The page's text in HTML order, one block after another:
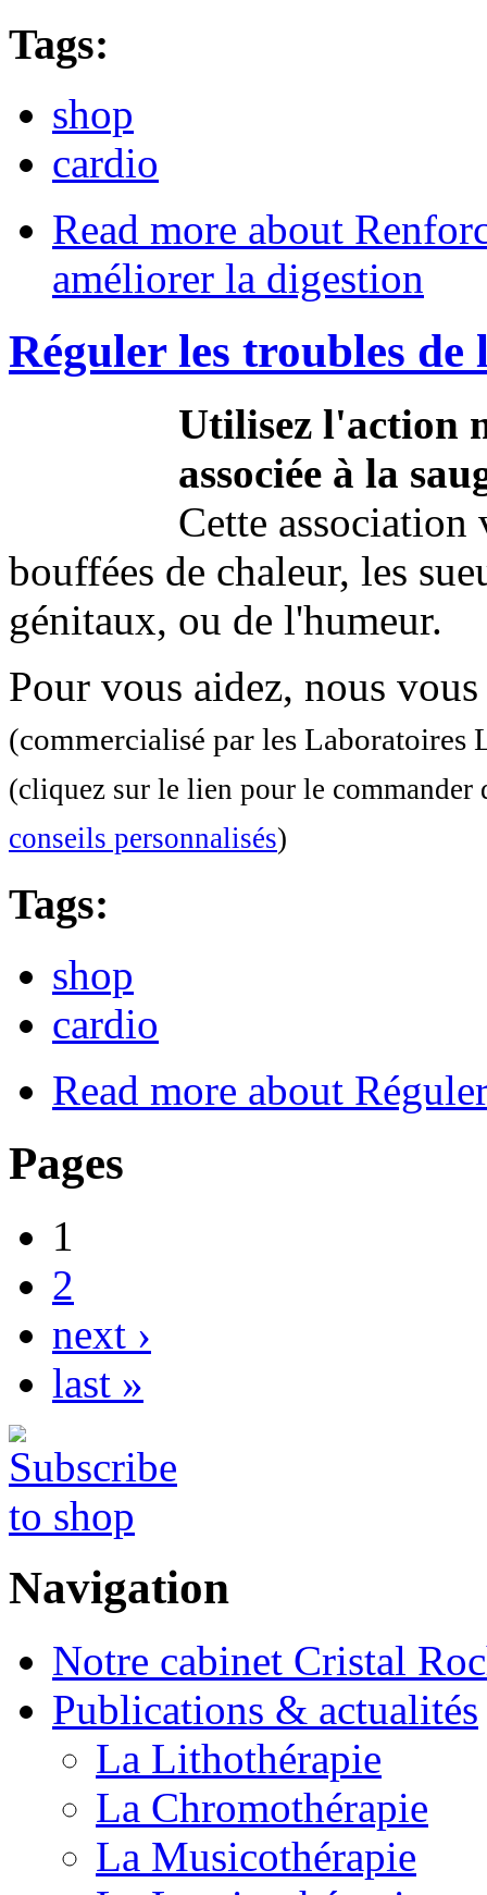
Tags:
shop
cardio
Read more about
améliorer la digestion
Réguler les troubles de
Utilisez l'action
associée à la
Cette association
bouffées de chaleur, les
génitaux, ou de l'humeur.
Pour vous aidez, nous
(commercialisé par les Laboratoires
(cliquez sur le lien pour le commander
conseils personnalisés)
Tags:
shop
cardio
Read more about
Pages
1
2
next ›
last »
Navigation
Notre cabinet Cristal
Publications & actualités
La Lithothérapie
La Chromothérapie
La Musicothérapie